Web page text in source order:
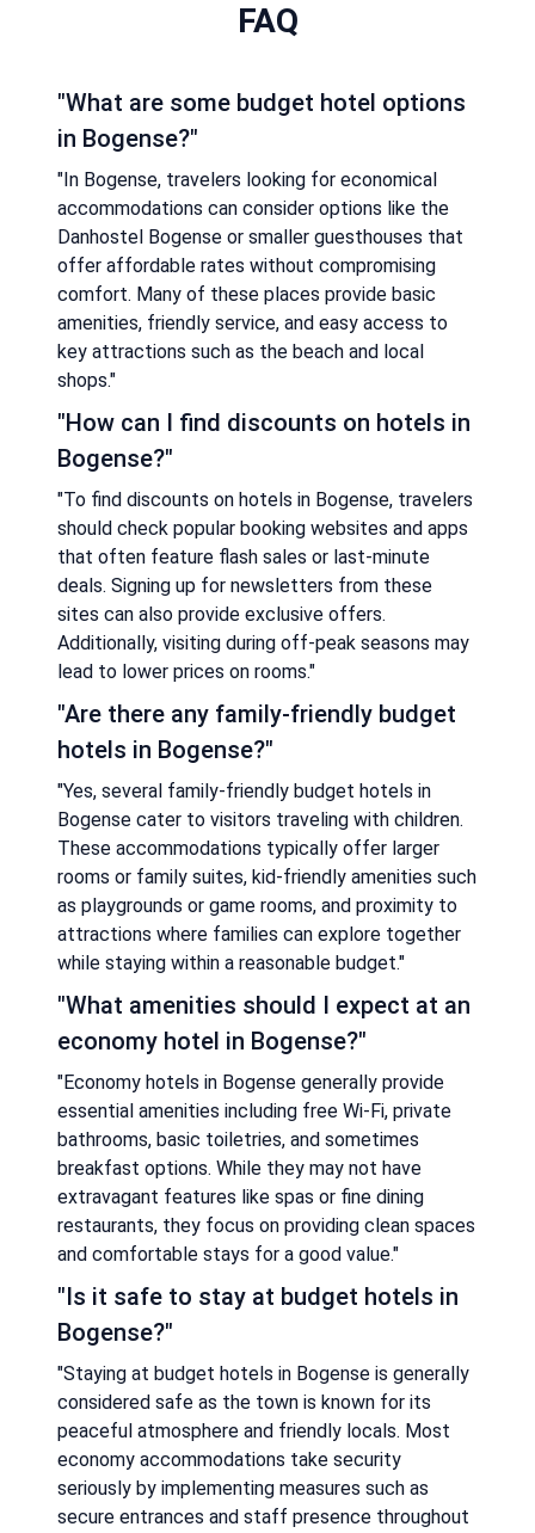
FAQ
"What are some budget hotel options
in Bogense?"
"In Bogense, travelers looking for economical
accommodations can consider options like the
Danhostel Bogense or smaller guesthouses that
offer affordable rates without compromising
comfort. Many of these places provide basic
amenities, friendly service, and easy access to
key attractions such as the beach and local
shops."
"How can I find discounts on hotels in
Bogense?"
"To find discounts on hotels in Bogense, travelers
should check popular booking websites and apps
that often feature flash sales or last-minute
deals. Signing up for newsletters from these
sites can also provide exclusive offers.
Additionally, visiting during off-peak seasons may
lead to lower prices on rooms."
"Are there any family-friendly budget
hotels in Bogense?"
"Yes, several family-friendly budget hotels in
Bogense cater to visitors traveling with children.
These accommodations typically offer larger
rooms or family suites, kid-friendly amenities such
as playgrounds or game rooms, and proximity to
attractions where families can explore together
while staying within a reasonable budget."
"What amenities should I expect at an
economy hotel in Bogense?"
"Economy hotels in Bogense generally provide
essential amenities including free Wi-Fi, private
bathrooms, basic toiletries, and sometimes
breakfast options. While they may not have
extravagant features like spas or fine dining
restaurants, they focus on providing clean spaces
and comfortable stays for a good value."
"Is it safe to stay at budget hotels in
Bogense?"
"Staying at budget hotels in Bogense is generally
considered safe as the town is known for its
peaceful atmosphere and friendly locals. Most
economy accommodations take security
seriously by implementing measures such as
secure entrances and staff presence throughout